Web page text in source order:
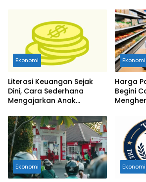
Ekonomi
Literasi Keuangan Sejak
Dini, Cara Sederhana
Mengajarkan Anak
Ekonomi
Harga
Begini
Ekonomi Ekonomi